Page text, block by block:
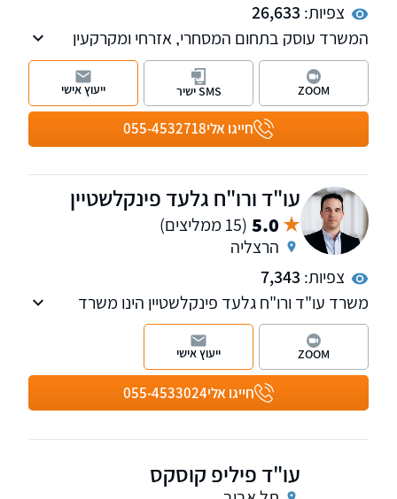
צפיות: 26,633
המשרד עוסק בתחום המסחרי, אזרחי ומקרקעין
ומספק כבר למעלה מ-23 שנה ייצוג משפטי
ללקוחות עסקיים ופרטיים. למשרד סניפים בתל
אביב וברחובות.
חייגו אלי055-4532718
ZOOM SMS ישיר ייעוץ אישי
עו"ד ורו"ח גלעד פינקלשטיין
5.0 (15 ממליצים)
הרצליה
צפיות: 7,343
משרד עו"ד ורו"ח גלעד פינקלשטיין הינו משרד
בוטיק המלווה עסקים בכל היבטי המשפט המסחרי.
הכשרתו של עו"ד פינקלשטיין מחברת בין משפט
לפיננסים, תוך שילוב אסטרטגיות חשבונאיות
והערכות שווי בייעוץ המשפטי. בפגישת ייעוץ קצרה
תוכלו להתרשם.
חייגו אלי055-4533024
ZOOM ייעוץ אישי
עו"ד פיליפ קוסקס